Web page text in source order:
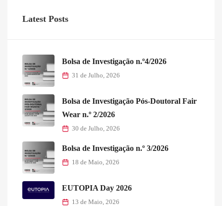
Latest Posts
Bolsa de Investigação n.º4/2026
31 de Julho, 2026
Bolsa de Investigação Pós-Doutoral Fair
Wear n.º 2/2026
30 de Julho, 2026
Bolsa de Investigação n.º 3/2026
18 de Maio, 2026
EUTOPIA Day 2026
13 de Maio, 2026